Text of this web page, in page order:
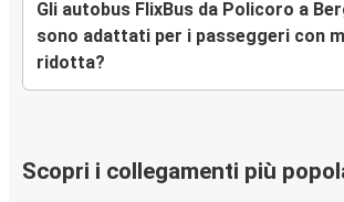
Gli autobus FlixBus da Policoro a
sono adattati per i passeggeri con
ridotta?
Scopri i collegamenti più